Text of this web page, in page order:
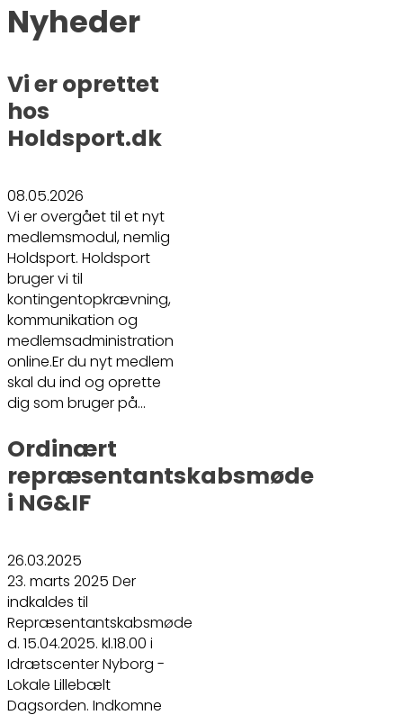
Nyheder
Vi er oprettet
hos
Holdsport.dk
08.05.2026
Vi er overgået til et nyt
medlemsmodul, nemlig
Holdsport. Holdsport
bruger vi til
kontingentopkrævning,
kommunikation og
medlemsadministration
online.Er du nyt medlem
skal du ind og oprette
dig som bruger på…
Ordinært
repræsentantskabsmøde
i NG&IF
26.03.2025
23. marts 2025 Der
indkaldes til
Repræsentantskabsmøde
d. 15.04.2025. kl.18.00 i
Idrætscenter Nyborg -
Lokale Lillebælt
Dagsorden. Indkomne